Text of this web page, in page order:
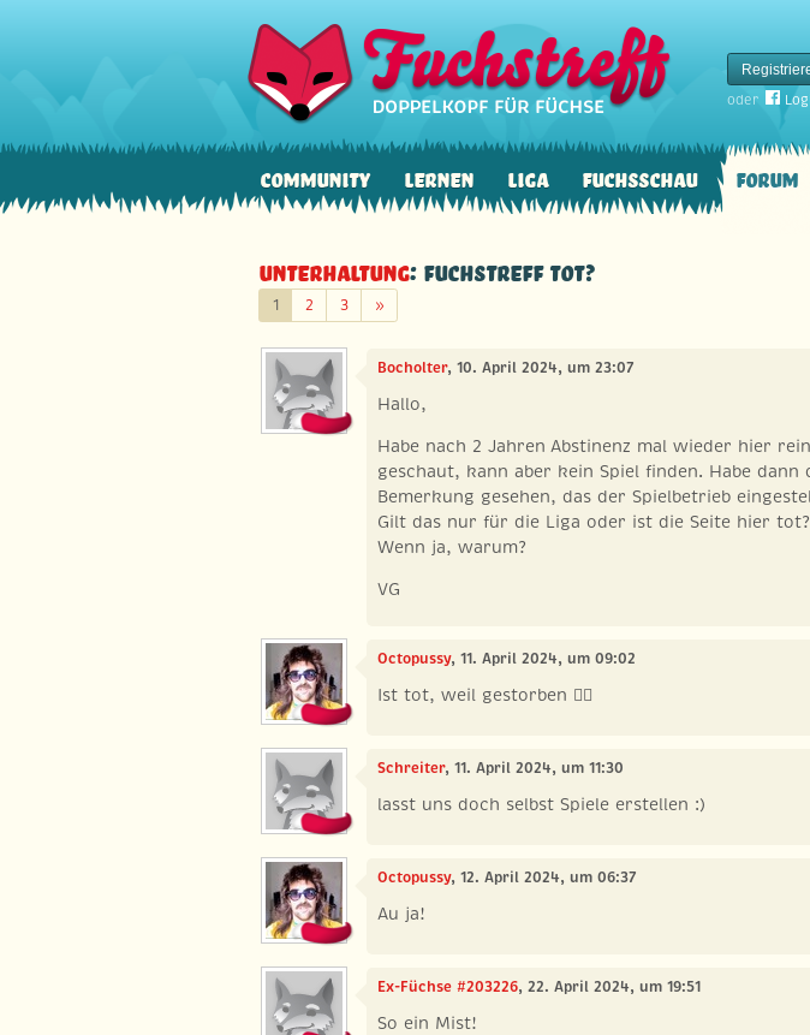
oder
Community Lernen Liga Fuchsschau Forum
Unterhaltung: Fuchstreff tot?
1 2 3 »Weiter
Bocholter, 10. April 2024, um 23:07
Hallo,
Habe nach 2 Jahren Abstinenz mal wieder hier rein
geschaut, kann aber kein Spiel finden. Habe dann
Bemerkung gesehen, das der Spielbetrieb
Gilt das nur für die Liga oder ist die Seite hier tot?
Wenn ja, warum?
VG
Octopussy, 11. April 2024, um 09:02
Ist tot, weil gestorben 🏴‍☠️
Schreiter, 11. April 2024, um 11:30
lasst uns doch selbst Spiele erstellen :)
Octopussy, 12. April 2024, um 06:37
Au ja!
Ex-Füchse #203226, 22. April 2024, um 19:51
So ein Mist!